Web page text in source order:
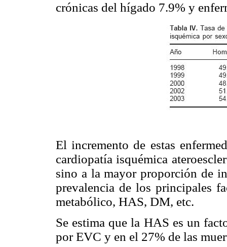
crónicas del hígado 7.9% y
El incremento de estas
cardiopatía isquémica
sino a la mayor proporción de
prevalencia de los principales
metabólico, HAS, DM, etc.
Se estima que la HAS es un
por EVC y en el 27% de las